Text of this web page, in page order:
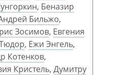
, Беназир
Бильжо,
Зосимов, Евгения
, Ежи Энгель,
Котенков,
Кристель, Думитру